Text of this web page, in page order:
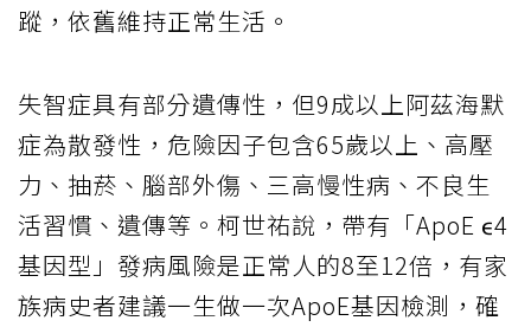
蹤，依舊維持正常生活。
失智症具有部分遺傳性，但9成以上阿茲海默
症為散發性，危險因子包含65歲以上、高壓
力、抽菸、腦部外傷、三高慢性病、不良生
活習慣、遺傳等。柯世祐說，帶有「ApoE ε4
基因型」發病風險是正常人的8至12倍，有家
族病史者建議一生做一次ApoE基因檢測，確